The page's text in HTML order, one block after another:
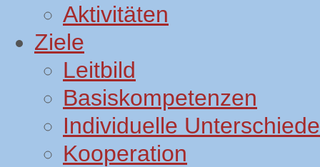
Aktivitäten
Ziele
Leitbild
Basiskompetenzen
Individuelle Unterschiede
Kooperation